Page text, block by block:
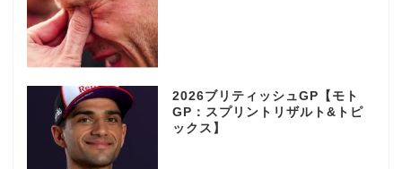
2026ブリティッシュGP【モト
GP：スプリントリザルト&トピ
ックス】